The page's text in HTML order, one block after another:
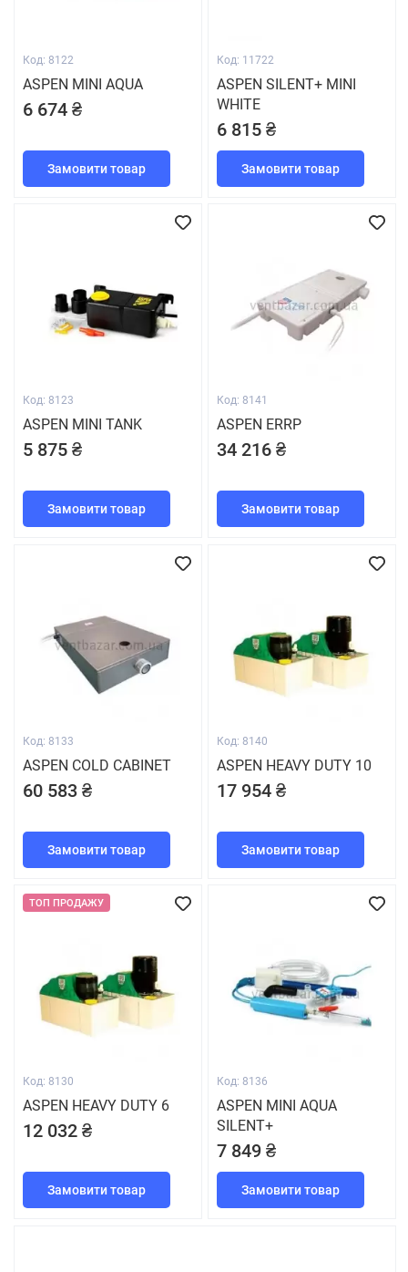
Код: 8122
ASPEN MINI AQUA
6 674 ₴
Замовити товар
Код: 11722
ASPEN SILENT+ MINI
WHITE
6 815 ₴
Замовити товар
Код: 8123
ASPEN MINI TANK
5 875 ₴
Замовити товар
Код: 8141
ASPEN ERRP
34 216 ₴
Замовити товар
Код: 8133
ASPEN COLD CABINET
60 583 ₴
Замовити товар
Код: 8140
ASPEN HEAVY DUTY 10
17 954 ₴
Замовити товар
ТОП ПРОДАЖУ
Код: 8130
ASPEN HEAVY DUTY 6
12 032 ₴
Замовити товар
Код: 8136
ASPEN MINI AQUA
SILENT+
7 849 ₴
Замовити товар